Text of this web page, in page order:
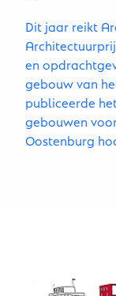
Dit jaar reikt
en
gebouw van
publiceerde
gebouwen
Oostenburg